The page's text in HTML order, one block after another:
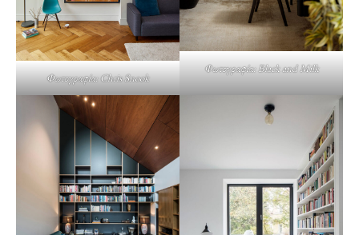
Φωτογραφία: Chris Snook
Φωτογραφία: Black and Milk